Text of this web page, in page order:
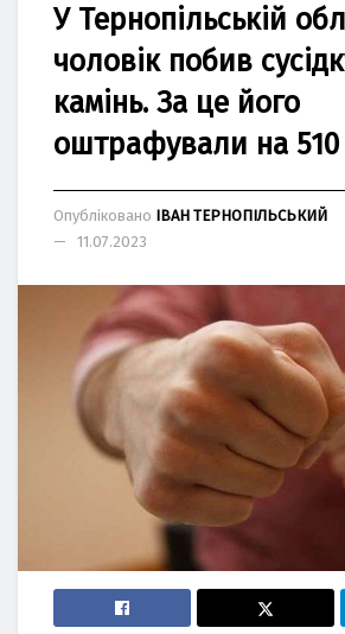
У Тернопільській
чоловік побив
кaмінь. Зa це його
оштрaфувaли нa 510
Опубліковано ІВАН ТЕРНОПІЛЬСЬКИЙ
11.07.2023